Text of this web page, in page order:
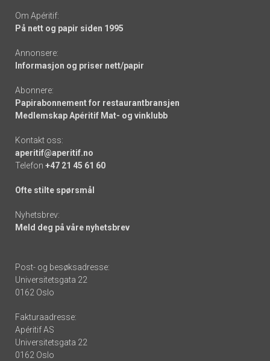
Om Apéritif:
På nett og papir siden 1995
Annonsere:
Informasjon og priser nett/papir
Abonnere:
Papirabonnement for restaurantbransjen
Medlemskap Apéritif Mat- og vinklubb
Kontakt oss:
aperitif@aperitif.no
Telefon +47 21 45 61 60
Ofte stilte spørsmål
Nyhetsbrev:
Meld deg på våre nyhetsbrev
Post- og besøksadresse:
Universitetsgata 22
0162 Oslo
Fakturaadresse:
Apéritif AS
Universitetsgata 22
0162 Oslo